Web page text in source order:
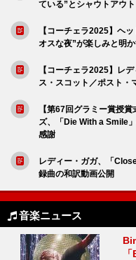
ている”とシャウトアウト
【コーチェラ2025】ヘ
オスな夜”が楽しみと明
【コーチェラ2025】レ
ス・スコット／ポスト・
【第67回グラミー賞授
ズ、「Die With a Smile
感謝
レディー・ガガ、「
録曲の和訳動画公開
音楽ニュース